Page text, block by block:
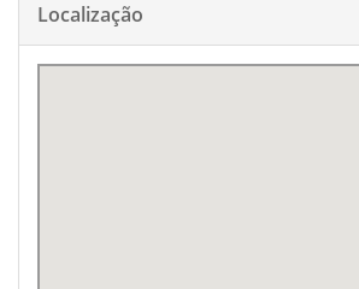
Localização